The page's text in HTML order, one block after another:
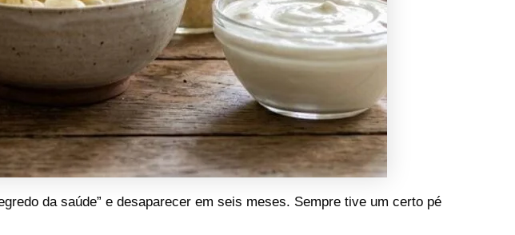
da saúde” e desaparecer em seis meses. Sempre tive um certo pé